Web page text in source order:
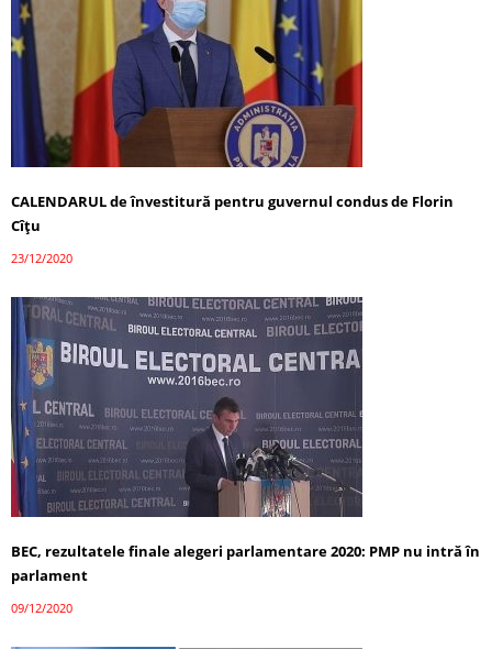
CALENDARUL de învestitură pentru guvernul condus de Florin
Cîţu
23/12/2020
BEC, rezultatele finale alegeri parlamentare 2020: PMP nu intră în
parlament
09/12/2020